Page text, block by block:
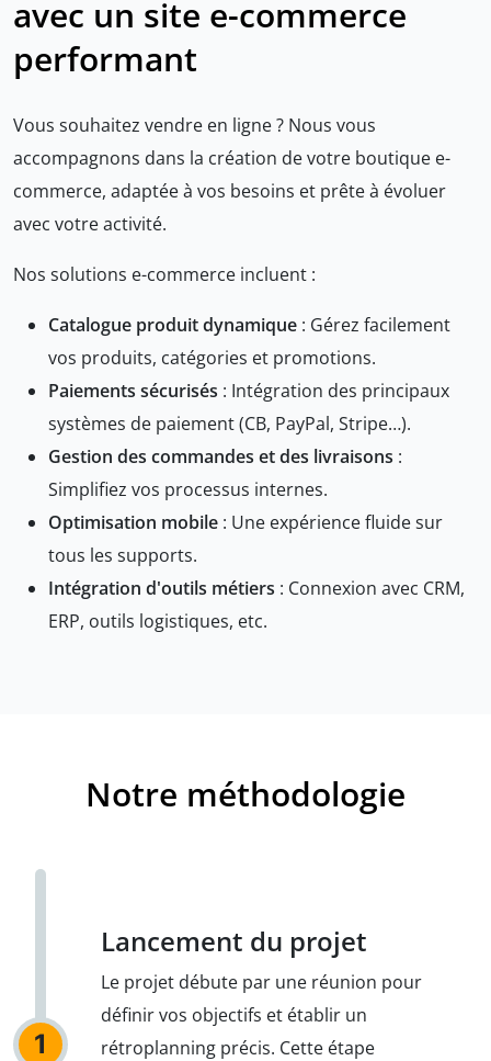
avec un site e-commerce
performant
Vous souhaitez vendre en ligne ? Nous vous
accompagnons dans la création de votre boutique e-
commerce, adaptée à vos besoins et prête à évoluer
avec votre activité.
Nos solutions e-commerce incluent :
Catalogue produit dynamique : Gérez facilement
vos produits, catégories et promotions.
Paiements sécurisés : Intégration des principaux
systèmes de paiement (CB, PayPal, Stripe…).
Gestion des commandes et des livraisons :
Simplifiez vos processus internes.
Optimisation mobile : Une expérience fluide sur
tous les supports.
Intégration d'outils métiers : Connexion avec CRM,
ERP, outils logistiques, etc.
Notre méthodologie
1
Lancement du projet
Le projet débute par une réunion pour
définir vos objectifs et établir un
rétroplanning précis. Cette étape